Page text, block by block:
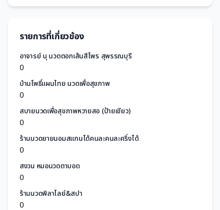
รายการที่เกี่ยวข้อง
อาจารย์ นุ นวดตอกเส้นสีไพร สุพรรณบุรี
0
บ้านโพธิ์แผนไทย นวดเพื่อสุขภาพ
0
สบายนวดเพื่อสุขภาพหวายสอ (ป้ายเขียว)
0
ร้านนวดยายนอมสแกนได้คนละคนละครึ่งได้
0
สงวน หมอนวดตาบอด
0
ร้านนวดพิลาไลย์&สปา
0